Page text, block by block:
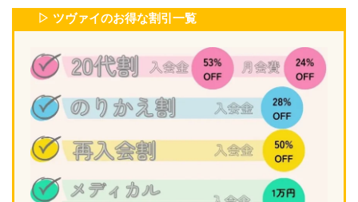
▷ ツヴァイのお得な割引一覧